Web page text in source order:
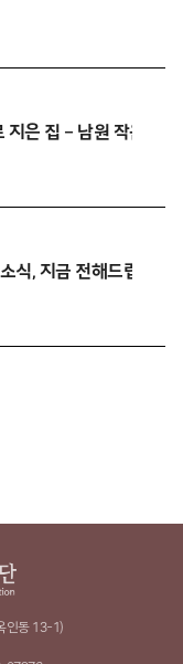
은 집 – 남원 작은목수
, 지금 전해드립니다!
인동 13-1)